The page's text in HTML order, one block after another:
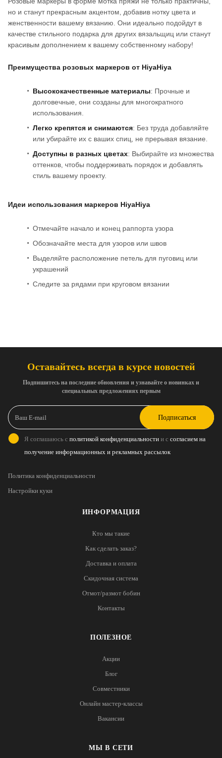
но и станут прекрасным акцентом, добавив нотку цвета и
женственности вашему вязанию. Они идеально подойдут в
качестве стильного подарка для других вязальщиц или станут
красивым дополнением к вашему собственному набору!
Преимущества розовых маркеров от HiyaHiya
Высококачественные материалы: Прочные и
долговечные, они созданы для многократного
использования.
Легко крепятся и снимаются: Без труда добавляйте
или убирайте их с ваших спиц, не прерывая вязание.
Доступны в разных цветах: Выбирайте из множества
оттенков, чтобы поддерживать порядок и добавлять
стиль вашему проекту.
Идеи использования маркеров HiyaHiya
Отмечайте начало и конец раппорта узора
Обозначайте места для узоров или швов
Выделяйте расположение петель для пуговиц или
украшений
Следите за рядами при круговом вязании
ИНФОРМАЦИЯ
Кто мы такие
Как сделать заказ?
Доставка и оплата
Скидочная система
Отмот/размот бобин
Контакты
ПОЛЕЗНОЕ
Акции
Блог
Совместники
Онлайн мастер-классы
Вакансии
МЫ В СЕТИ
Оставайтесь всегда в курсе новостей
Подпишитесь на последние обновления и узнавайте о новинках и
специальных предложениях первым
Подписаться
Я соглашаюсь с политикой конфиденциальности и с согласием на
получение информационных и рекламных рассылок
Политика конфиденциальности
Настройки куки